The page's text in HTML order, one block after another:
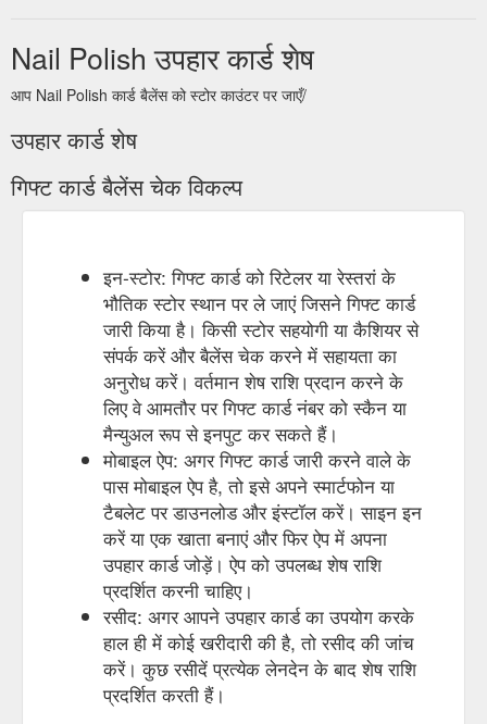
Nail Polish उपहार कार्ड शेष
आप Nail Polish कार्ड बैलेंस को स्टोर काउंटर पर जाएँ/
उपहार कार्ड शेष
गिफ्ट कार्ड बैलेंस चेक विकल्प
इन-स्टोर: गिफ्ट कार्ड को रिटेलर या रेस्तरां के
भौतिक स्टोर स्थान पर ले जाएं जिसने गिफ्ट कार्ड
जारी किया है। किसी स्टोर सहयोगी या कैशियर से
संपर्क करें और बैलेंस चेक करने में सहायता का
अनुरोध करें। वर्तमान शेष राशि प्रदान करने के
लिए वे आमतौर पर गिफ्ट कार्ड नंबर को स्कैन या
मैन्युअल रूप से इनपुट कर सकते हैं।
मोबाइल ऐप: अगर गिफ्ट कार्ड जारी करने वाले के
पास मोबाइल ऐप है, तो इसे अपने स्मार्टफोन या
टैबलेट पर डाउनलोड और इंस्टॉल करें। साइन इन
करें या एक खाता बनाएं और फिर ऐप में अपना
उपहार कार्ड जोड़ें। ऐप को उपलब्ध शेष राशि
प्रदर्शित करनी चाहिए।
रसीद: अगर आपने उपहार कार्ड का उपयोग करके
हाल ही में कोई खरीदारी की है, तो रसीद की जांच
करें। कुछ रसीदें प्रत्येक लेनदेन के बाद शेष राशि
प्रदर्शित करती हैं।